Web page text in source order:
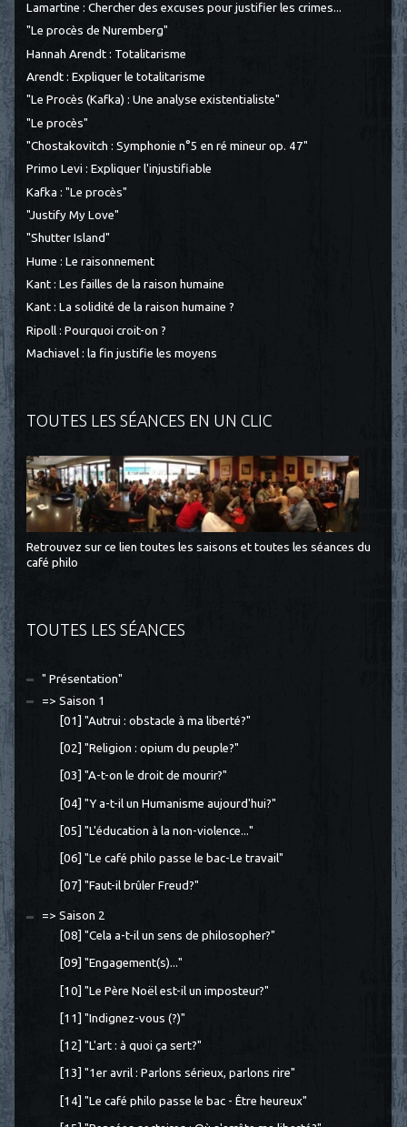
Lamartine : Chercher des excuses pour justifier les crimes...
"Le procès de Nuremberg"
Hannah Arendt : Totalitarisme
Arendt : Expliquer le totalitarisme
"Le Procès (Kafka) : Une analyse existentialiste"
"Le procès"
"Chostakovitch : Symphonie n°5 en ré mineur op. 47"
Primo Levi : Expliquer l'injustifiable
Kafka : "Le procès"
"Justify My Love"
"Shutter Island"
Hume : Le raisonnement
Kant : Les failles de la raison humaine
Kant : La solidité de la raison humaine ?
Ripoll : Pourquoi croit-on ?
Machiavel : la fin justifie les moyens
TOUTES LES SÉANCES EN UN CLIC
Retrouvez sur ce lien toutes les saisons et toutes les séances du
café philo
TOUTES LES SÉANCES
" Présentation"
=> Saison 1
[01] "Autrui : obstacle à ma liberté?"
[02] "Religion : opium du peuple?"
[03] "A-t-on le droit de mourir?"
[04] "Y a-t-il un Humanisme aujourd'hui?"
[05] "L'éducation à la non-violence..."
[06] "Le café philo passe le bac-Le travail"
[07] "Faut-il brûler Freud?"
=> Saison 2
[08] "Cela a-t-il un sens de philosopher?"
[09] "Engagement(s)..."
[10] "Le Père Noël est-il un imposteur?"
[11] "Indignez-vous (?)"
[12] "L'art : à quoi ça sert?"
[13] "1er avril : Parlons sérieux, parlons rire"
[14] "Le café philo passe le bac - Être heureux"